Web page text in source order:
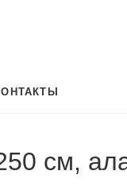
см,